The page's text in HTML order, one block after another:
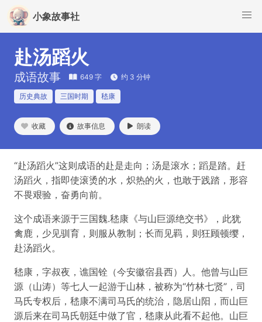
小象故事社
赴汤蹈火
成语故事 649 字 约 3 分钟
历史典故 三国时期 嵇康
收藏 故事信息 朗读
“赴汤蹈火”这则成语的赴是走向；汤是滚水；蹈是踏。赶
汤蹈火，指即使滚烫的水，炽热的火，也敢于践踏，形容
不畏艰验，奋勇向前。
这个成语来源于三国魏.嵇康《与山巨源绝交书》，此犹
禽鹿，少见驯育，则服从教制；长而见羁，则狂顾顿缨，
赴汤蹈火。
嵇康，字叔夜，谯国铨（今安徽宿县西）人。他曾与山巨
源（山涛）等七人一起游于山林，被称为“竹林七贤”，司
马氏专权后，嵇康不满司马氏的统治，隐居山阳，而山巨
源后来在司马氏朝廷中做了官，嵇康从此看不起他。山巨